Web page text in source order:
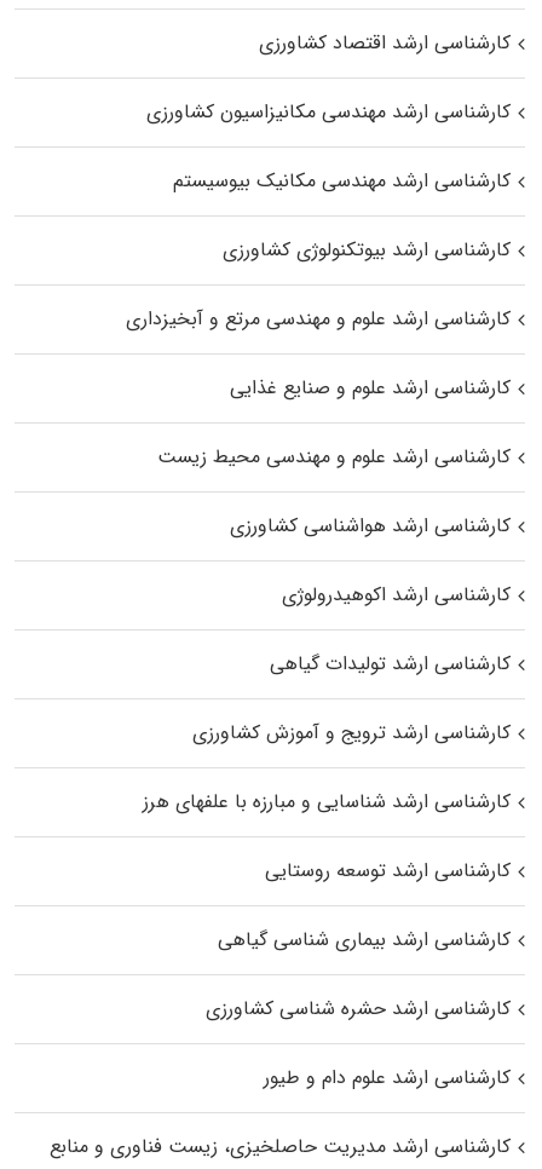
کارشناسی ارشد اقتصاد کشاورزی
کارشناسی ارشد مهندسی مکانیزاسیون کشاورزی
کارشناسی ارشد مهندسی مکانیک بیوسیستم
کارشناسی ارشد بیوتکنولوژی کشاورزی
کارشناسی ارشد علوم و مهندسی مرتع و آبخیزداری
کارشناسی ارشد علوم و صنایع غذایی
کارشناسی ارشد علوم و مهندسی محیط زیست
کارشناسی ارشد هواشناسی کشاورزی
کارشناسی ارشد اکوهیدرولوژی
کارشناسی ارشد تولیدات گیاهی
کارشناسی ارشد ترویج و آموزش کشاورزی
کارشناسی ارشد شناسایی و مبارزه با علفهای هرز
کارشناسی ارشد توسعه روستایی
کارشناسی ارشد بیماری‌ شناسی گیاهی
کارشناسی ارشد حشره‌ شناسی کشاورزی
کارشناسی ارشد علوم دام و طیور
کارشناسی ارشد مدیریت حاصلخیزی، زیست فناوری و منابع